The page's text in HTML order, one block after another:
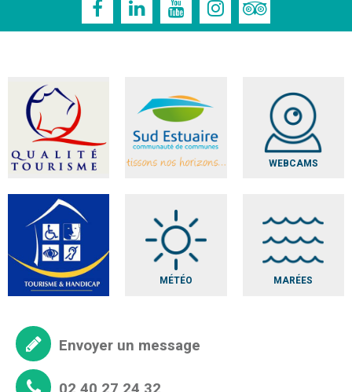
WEBCAMS
MÉTÉO MARÉES
Envoyer un message